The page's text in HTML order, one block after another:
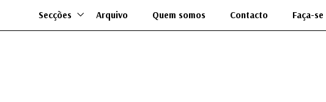
Secções Arquivo Quem somos Contacto Faça-